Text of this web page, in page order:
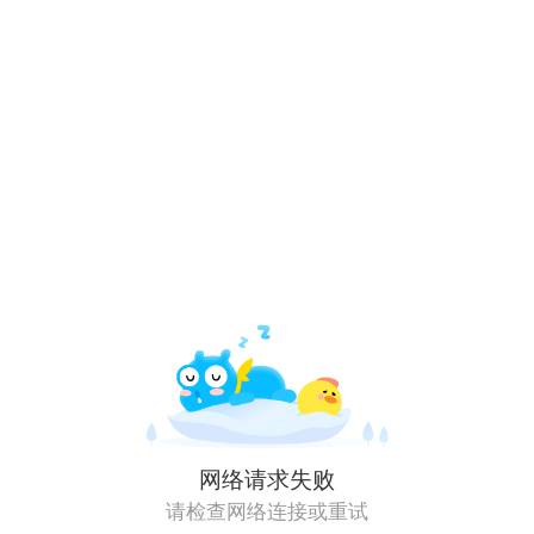
网络请求失败
请检查网络连接或重试